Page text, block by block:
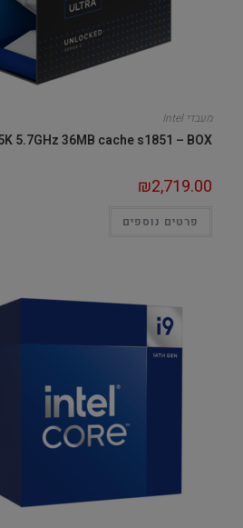
מעבדי Intel
5.7GHz 36MB cache s1851 – BOX
₪2,719.00
פרטים נוספים